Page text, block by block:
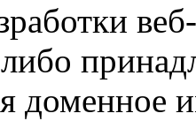
доменное